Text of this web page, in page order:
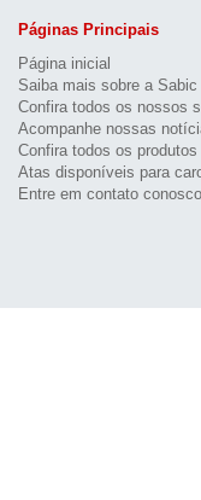
Páginas Principais
Página inicial
Saiba mais sobre a Sabic
Confira todos os nossos
Acompanhe nossas
Confira todos os produtos
Atas disponíveis para
Entre em contato conosco